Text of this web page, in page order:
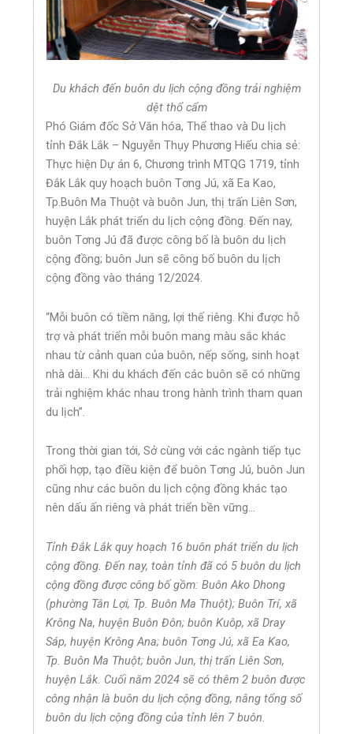
Du khách đến buôn du lịch cộng đồng trải nghiệm
dệt thổ cẩm
Phó Giám đốc Sở Văn hóa, Thể thao và Du lịch
tỉnh Đắk Lắk – Nguyễn Thụy Phương Hiếu chia sẻ:
Thực hiện Dự án 6, Chương trình MTQG 1719, tỉnh
Đắk Lắk quy hoạch buôn Tơng Jú, xã Ea Kao,
Tp.Buôn Ma Thuột và buôn Jun, thị trấn Liên Sơn,
huyện Lắk phát triển du lịch cộng đồng. Đến nay,
buôn Tơng Jú đã được công bố là buôn du lịch
cộng đồng; buôn Jun sẽ công bố buôn du lịch
cộng đồng vào tháng 12/2024.
“Mỗi buôn có tiềm năng, lợi thế riêng. Khi được hỗ
trợ và phát triển mỗi buôn mang màu sắc khác
nhau từ cảnh quan của buôn, nếp sống, sinh hoạt
nhà dài… Khi du khách đến các buôn sẽ có những
trải nghiệm khác nhau trong hành trình tham quan
du lịch”.
Trong thời gian tới, Sở cùng với các ngành tiếp tục
phối hợp, tạo điều kiện để buôn Tơng Jú, buôn Jun
cũng như các buôn du lịch cộng đồng khác tạo
nên dấu ấn riêng và phát triển bền vững…
Tỉnh Đắk Lắk quy hoạch 16 buôn phát triển du lịch
cộng đồng. Đến nay, toàn tỉnh đã có 5 buôn du lịch
cộng đồng được công bố gồm: Buôn Ako Dhong
(phường Tân Lợi, Tp. Buôn Ma Thuột); Buôn Trí, xã
Krông Na, huyện Buôn Đôn; buôn Kuôp, xã Dray
Sáp, huyện Krông Ana; buôn Tơng Jú, xã Ea Kao,
Tp. Buôn Ma Thuột; buôn Jun, thị trấn Liên Sơn,
huyện Lắk. Cuối năm 2024 sẽ có thêm 2 buôn được
công nhận là buôn du lịch cộng đồng, nâng tổng số
buôn du lịch cộng đồng của tỉnh lên 7 buôn.